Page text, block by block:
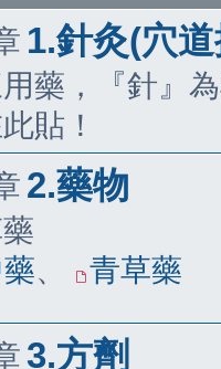
1.針灸(穴
藥，『針』
貼！
2.藥物
、 青草藥
3.方劑